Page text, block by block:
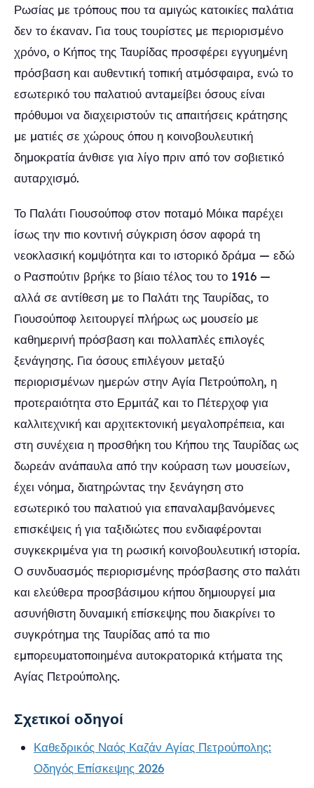
Ρωσίας με τρόπους που τα αμιγώς κατοικίες παλάτια
δεν το έκαναν. Για τους τουρίστες με περιορισμένο
χρόνο, ο Κήπος της Ταυρίδας προσφέρει εγγυημένη
πρόσβαση και αυθεντική τοπική ατμόσφαιρα, ενώ το
εσωτερικό του παλατιού ανταμείβει όσους είναι
πρόθυμοι να διαχειριστούν τις απαιτήσεις κράτησης
με ματιές σε χώρους όπου η κοινοβουλευτική
δημοκρατία άνθισε για λίγο πριν από τον σοβιετικό
αυταρχισμό.
Το Παλάτι Γιουσούποφ στον ποταμό Μόικα παρέχει
ίσως την πιο κοντινή σύγκριση όσον αφορά τη
νεοκλασική κομψότητα και το ιστορικό δράμα — εδώ
ο Ρασπούτιν βρήκε το βίαιο τέλος του το 1916 —
αλλά σε αντίθεση με το Παλάτι της Ταυρίδας, το
Γιουσούποφ λειτουργεί πλήρως ως μουσείο με
καθημερινή πρόσβαση και πολλαπλές επιλογές
ξενάγησης. Για όσους επιλέγουν μεταξύ
περιορισμένων ημερών στην Αγία Πετρούπολη, η
προτεραιότητα στο Ερμιτάζ και το Πέτερχοφ για
καλλιτεχνική και αρχιτεκτονική μεγαλοπρέπεια, και
στη συνέχεια η προσθήκη του Κήπου της Ταυρίδας ως
δωρεάν ανάπαυλα από την κούραση των μουσείων,
έχει νόημα, διατηρώντας την ξενάγηση στο
εσωτερικό του παλατιού για επαναλαμβανόμενες
επισκέψεις ή για ταξιδιώτες που ενδιαφέρονται
συγκεκριμένα για τη ρωσική κοινοβουλευτική ιστορία.
Ο συνδυασμός περιορισμένης πρόσβασης στο παλάτι
και ελεύθερα προσβάσιμου κήπου δημιουργεί μια
ασυνήθιστη δυναμική επίσκεψης που διακρίνει το
συγκρότημα της Ταυρίδας από τα πιο
εμπορευματοποιημένα αυτοκρατορικά κτήματα της
Αγίας Πετρούπολης.
Σχετικοί οδηγοί
Καθεδρικός Ναός Καζάν Αγίας Πετρούπολης:
Οδηγός Επίσκεψης 2026